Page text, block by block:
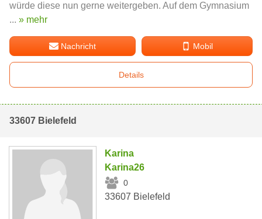
würde diese nun gerne weitergeben. Auf dem Gymnasium
... » mehr
Nachricht Mobil
Details
33607 Bielefeld
Karina
Karina26
0
33607 Bielefeld